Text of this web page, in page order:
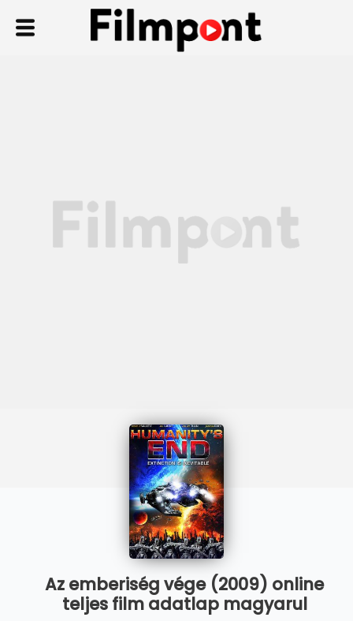
Az emberiség vége (2009) online
teljes film adatlap magyarul